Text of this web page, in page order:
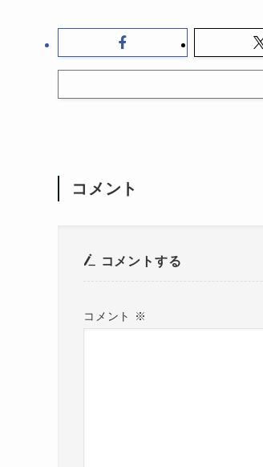
コメント
コメントする
コメント ※